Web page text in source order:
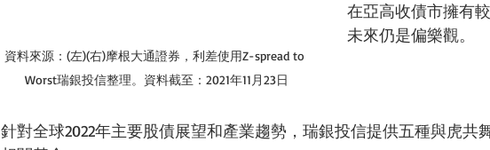
資料來源：(左)(右)摩根大通證券，利差使用Z-spread to
Worst瑞銀投信整理。資料截至：2021年11月23日
在亞高收債市擁有
未來仍是偏樂觀。
針對全球2022年主要股債展望和產業趨勢，瑞銀投信提供五種與虎共